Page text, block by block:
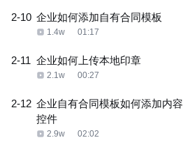
2-10 企业如何添加自有合同模板
1.4w 01:17
2-11 企业如何上传本地印章
2.1w 00:27
2-12 企业自有合同模板如何添加内容
控件
2.9w 02:02